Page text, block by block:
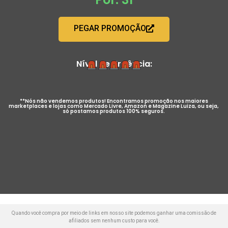
PEGAR PROMOÇÃO
Nível de Urgência:
**Nós não vendemos produtos! Encontramos promoção nos maiores
marketplaces e lojas como Mercado Livre, Amazon e Magazine Luiza, ou seja,
só postamos produtos 100% seguros.
Quando você compra por meio de links em nosso site podemos ganhar uma comissão de
afiliados sem nenhum custo para você.